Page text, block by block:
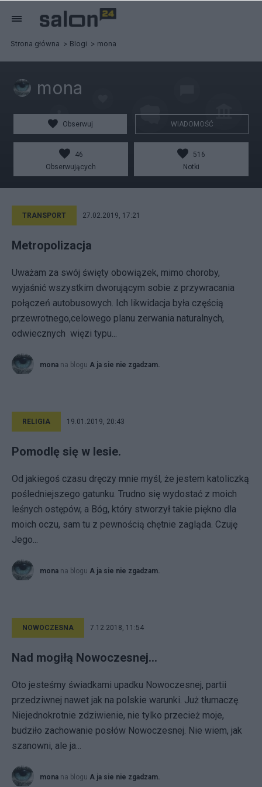
Strona główna Blogi mona
mona
Obserwuj WIADOMOŚĆ
46
Obserwujących
516
Notki
TRANSPORT 27.02.2019, 17:21
Metropolizacja
Uważam za swój święty obowiązek, mimo choroby,
wyjaśnić wszystkim dworującym sobie z przywracania
połączeń autobusowych. Ich likwidacja była częścią
przewrotnego,celowego planu zerwania naturalnych,
odwiecznych więzi typu...
mona na blogu A ja sie nie zgadzam.
RELIGIA 19.01.2019, 20:43
Pomodlę się w lesie.
Od jakiegoś czasu dręczy mnie myśl, że jestem katoliczką
pośledniejszego gatunku. Trudno się wydostać z moich
leśnych ostępów, a Bóg, który stworzył takie piękno dla
moich oczu, sam tu z pewnością chętnie zagląda. Czuję
Jego...
mona na blogu A ja sie nie zgadzam.
NOWOCZESNA 7.12.2018, 11:54
Nad mogiłą Nowoczesnej...
Oto jesteśmy świadkami upadku Nowoczesnej, partii
przedziwnej nawet jak na polskie warunki. Już tłumaczę.
Niejednokrotnie zdziwienie, nie tylko przecież moje,
budziło zachowanie posłów Nowoczesnej. Nie wiem, jak
szanowni, ale ja...
mona na blogu A ja sie nie zgadzam.